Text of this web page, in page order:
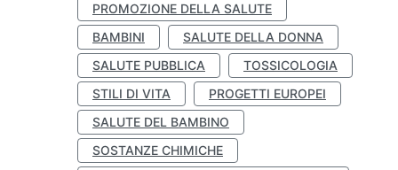
PROMOZIONE DELLA SALUTE
BAMBINI
SALUTE DELLA DONNA
SALUTE PUBBLICA
TOSSICOLOGIA
STILI DI VITA
PROGETTI EUROPEI
SALUTE DEL BAMBINO
SOSTANZE CHIMICHE